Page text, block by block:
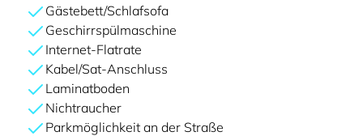
Gästebett/Schlafsofa
Geschirrspülmaschine
Internet-Flatrate
Kabel/Sat-Anschluss
Laminatboden
Nichtraucher
Parkmöglichkeit an der Straße